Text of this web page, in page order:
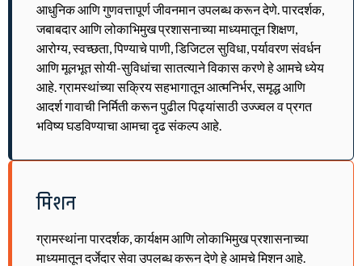
आधुनिक आणि गुणवत्तापूर्ण जीवनमान उपलब्ध करून देणे. पारदर्शक,
जबाबदार आणि लोकाभिमुख प्रशासनाच्या माध्यमातून शिक्षण,
आरोग्य, स्वच्छता, पिण्याचे पाणी, डिजिटल सुविधा, पर्यावरण संवर्धन
आणि मूलभूत सोयी-सुविधांचा सातत्याने विकास करणे हे आमचे ध्येय
आहे. ग्रामस्थांच्या सक्रिय सहभागातून आत्मनिर्भर, समृद्ध आणि
आदर्श गावाची निर्मिती करून पुढील पिढ्यांसाठी उज्ज्वल व प्रगत
भविष्य घडविण्याचा आमचा दृढ संकल्प आहे.
मिशन
ग्रामस्थांना पारदर्शक, कार्यक्षम आणि लोकाभिमुख प्रशासनाच्या
माध्यमातून दर्जेदार सेवा उपलब्ध करून देणे हे आमचे मिशन आहे.